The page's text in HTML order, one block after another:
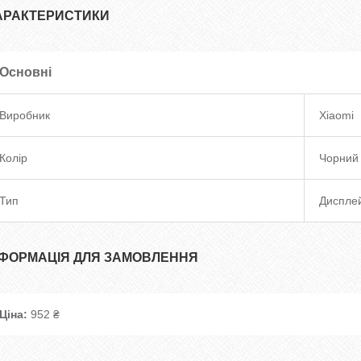
Основні
Виробник Xiaomi
Колір Чорний
Тип
ДЛЯ ЗАМОВЛЕННЯ
Ціна: 952 ₴